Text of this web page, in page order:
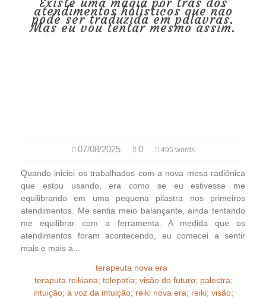
atendimentos holísticos que não
pode ser traduzida em palavras.
Mas eu vou tentar mesmo assim.
07/08/2025 0 495 words
Quando iniciei os trabalhados com a nova mesa radiônica
que estou usando, era como se eu estivesse me
equilibrando em uma pequena pilastra nos primeiros
atendimentos. Me sentia meio balançante, ainda tentando
me equilibrar com a ferramenta. A medida que os
atendimentos foram acontecendo, eu comecei a sentir
mais e mais a...
terapeuta nova era
teraputa reikiana; telepatia; visão do futuro; palestra;
intuição; a voz da intuição; reiki nova era; reiki; visão;